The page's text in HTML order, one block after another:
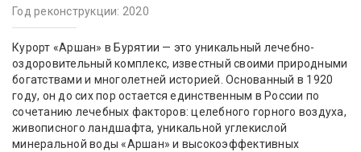
Год реконструкции: 2020
Курорт «Аршан» в Бурятии — это уникальный лечебно-
оздоровительный комплекс, известный своими природными
богатствами и многолетней историей. Основанный в 1920
году, он до сих пор остается единственным в России по
сочетанию лечебных факторов: целебного горного воздуха,
живописного ландшафта, уникальной углекислой
минеральной воды «Аршан» и высокоэффективных